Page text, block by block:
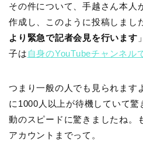
その件について、手越さん本人
作成し、このように投稿しまし
より緊急で記者会見を行います
子は 自身のYouTubeチャンネル
つまり一般の人でも見られます
に1000人以上が待機していて
動のスピードに驚きましたね。
アカウントまでって。